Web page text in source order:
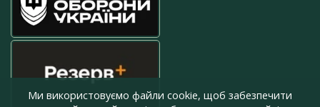
Ми використовуємо файли cookie, щоб забезпечити